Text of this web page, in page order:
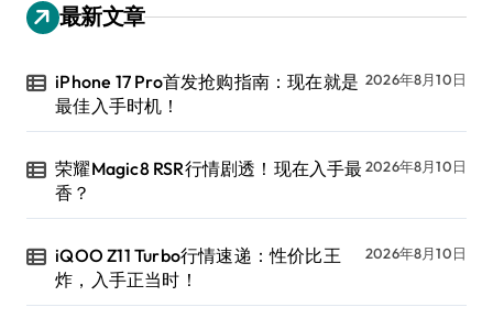
最新文章
iPhone 17 Pro首发抢购指南：现在就是
最佳入手时机！
2026年8月10日
荣耀Magic8 RSR行情剧透！现在入手最
香？
2026年8月10日
iQOO Z11 Turbo行情速递：性价比王
炸，入手正当时！
2026年8月10日